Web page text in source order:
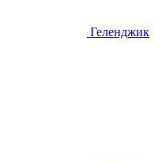
Геленджик